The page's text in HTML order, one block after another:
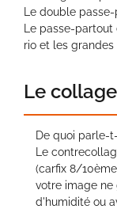
Le double
Le passe-
rio et les
Le collage
De quoi parle-
Le
(carfix 8/
votre image ne
d'humidité ou